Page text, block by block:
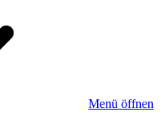
Menü öffnen